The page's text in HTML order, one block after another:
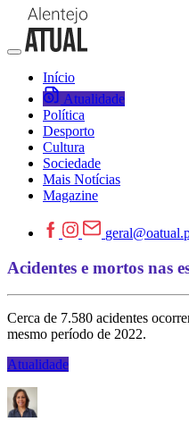
Início
Atualidade
Política
Desporto
Cultura
Sociedade
Mais Notícias
Magazine
Acidentes e mortos nas
Cerca de 7.580 acidentes
mesmo período de 2022.
Atualidade